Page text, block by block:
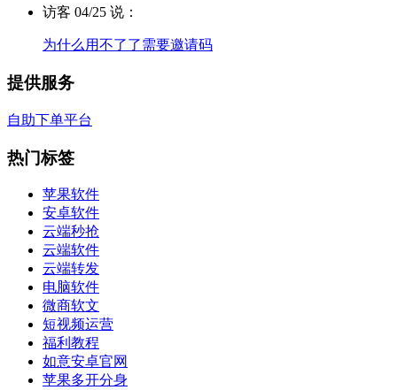
访客 04/25 说：
为什么用不了了需要邀请码
提供服务
自助下单平台
热门标签
苹果软件
安卓软件
云端秒抢
云端软件
云端转发
电脑软件
微商软文
短视频运营
福利教程
如意安卓官网
苹果多开分身